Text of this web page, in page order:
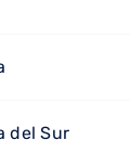
del Sur